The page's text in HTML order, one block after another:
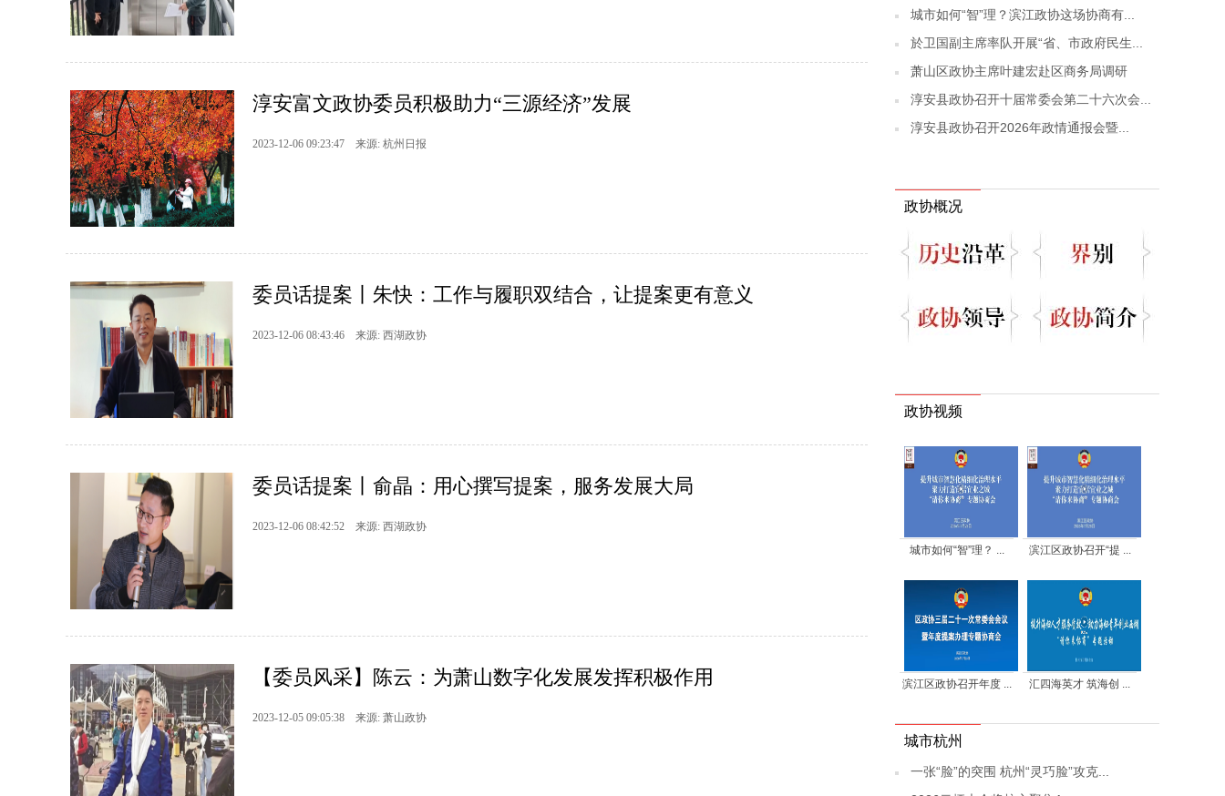
淳安富文政协委员积极助力“三源经济”发展
2023-12-06 09:23:47 来源: 杭州日报
委员话提案丨朱快：工作与履职双结合，让提案更有意义
2023-12-06 08:43:46 来源: 西湖政协
委员话提案丨俞晶：用心撰写提案，服务发展大局
2023-12-06 08:42:52 来源: 西湖政协
【委员风采】陈云：为萧山数字化发展发挥积极作用
2023-12-05 09:05:38 来源: 萧山政协
城市如何“智”理？滨江政协这场协商有...
於卫国副主席率队开展“省、市政府民生...
萧山区政协主席叶建宏赴区商务局调研
淳安县政协召开十届常委会第二十六次会...
淳安县政协召开2026年政情通报会暨...
政协概况
政协视频
城市如何“智”理？ ... 滨江区政协召开“提 ...
滨江区政协召开年度 ... 汇四海英才 筑海创 ...
城市杭州
一张“脸”的突围 杭州“灵巧脸”攻克...